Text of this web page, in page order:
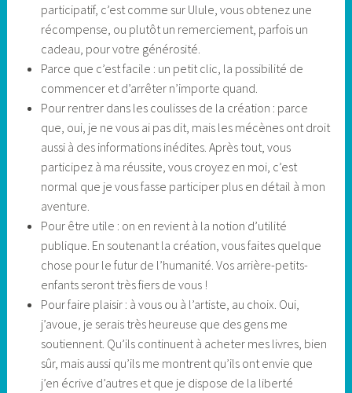
participatif, c’est comme sur Ulule, vous obtenez une
récompense, ou plutôt un remerciement, parfois un
cadeau, pour votre générosité.
Parce que c’est facile : un petit clic, la possibilité de
commencer et d’arrêter n’importe quand.
Pour rentrer dans les coulisses de la création : parce
que, oui, je ne vous ai pas dit, mais les mécènes ont droit
aussi à des informations inédites. Après tout, vous
participez à ma réussite, vous croyez en moi, c’est
normal que je vous fasse participer plus en détail à mon
aventure.
Pour être utile : on en revient à la notion d’utilité
publique. En soutenant la création, vous faites quelque
chose pour le futur de l’humanité. Vos arrière-petits-
enfants seront très fiers de vous !
Pour faire plaisir : à vous ou à l’artiste, au choix. Oui,
j’avoue, je serais très heureuse que des gens me
soutiennent. Qu’ils continuent à acheter mes livres, bien
sûr, mais aussi qu’ils me montrent qu’ils ont envie que
j’en écrive d’autres et que je dispose de la liberté